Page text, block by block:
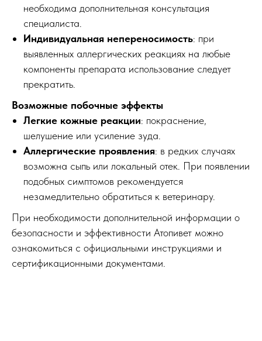
необходима дополнительная консультация
специалиста.
Индивидуальная непереносимость: при
выявленных аллергических реакциях на любые
компоненты препарата использование следует
прекратить.
Возможные побочные эффекты
Легкие кожные реакции: покраснение,
шелушение или усиление зуда.
Аллергические проявления: в редких случаях
возможна сыпь или локальный отек. При появлении
подобных симптомов рекомендуется
незамедлительно обратиться к ветеринару.
При необходимости дополнительной информации о
безопасности и эффективности Атопивет можно
ознакомиться с официальными инструкциями и
сертификационными документами.